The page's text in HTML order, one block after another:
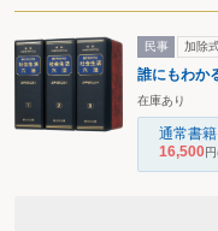
民事 加除
誰にもわか
在庫あり
通常書籍
16,500円